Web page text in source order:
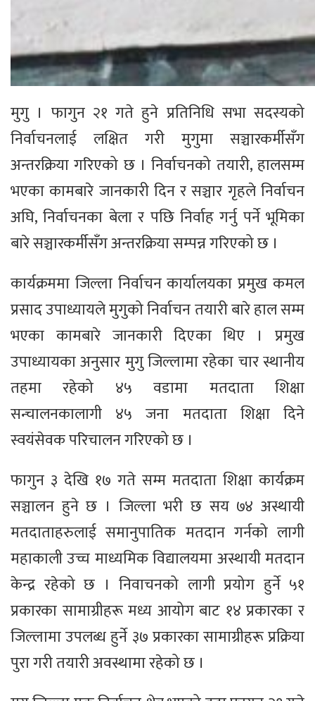
मुगु । फागुन २१ गते हुने प्रतिनिधि सभा सदस्यको
निर्वाचनलाई लक्षित गरी मुगुमा सञ्चारकर्मीसँग
अन्तरक्रिया गरिएको छ । निर्वाचनको तयारी, हालसम्म
भएका कामबारे जानकारी दिन र सञ्चार गृहले निर्वाचन
अघि, निर्वाचनका बेला र पछि निर्वाह गर्नु पर्ने भूमिका
बारे सञ्चारकर्मीसँग अन्तरक्रिया सम्पन्न गरिएको छ ।
कार्यक्रममा जिल्ला निर्वाचन कार्यालयका प्रमुख कमल
प्रसाद उपाध्यायले मुगुको निर्वाचन तयारी बारे हाल सम्म
भएका कामबारे जानकारी दिएका थिए । प्रमुख
उपाध्यायका अनुसार मुगु जिल्लामा रहेका चार स्थानीय
तहमा रहेको ४५ वडामा मतदाता शिक्षा
सन्चालनकालागी ४५ जना मतदाता शिक्षा दिने
स्वयंसेवक परिचालन गरिएको छ ।
फागुन ३ देखि १७ गते सम्म मतदाता शिक्षा कार्यक्रम
सञ्चालन हुने छ । जिल्ला भरी छ सय ७४ अस्थायी
मतदाताहरुलाई समानुपातिक मतदान गर्नको लागी
महाकाली उच्च माध्यमिक विद्यालयमा अस्थायी मतदान
केन्द्र रहेको छ । निवाचनको लागी प्रयोग हुर्ने ५१
प्रकारका सामाग्रीहरू मध्य आयोग बाट १४ प्रकारका र
जिल्लामा उपलब्ध हुर्ने ३७ प्रकारका सामाग्रीहरू प्रक्रिया
पुरा गरी तयारी अवस्थामा रहेको छ ।